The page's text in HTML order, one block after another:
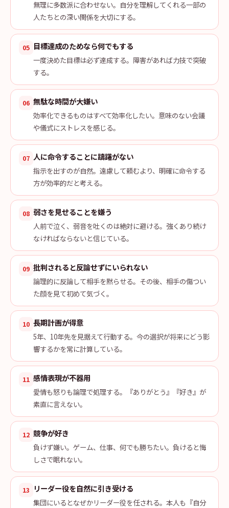
無理に多数派に合わせない。自分を理解してくれる一部の
人たちとの深い関係を大切にする。
05 目標達成のためなら何でもする
一度決めた目標は必ず達成する。障害があれば力技で突破
する。
06 無駄な時間が大嫌い
効率化できるものはすべて効率化したい。意味のない会議
や儀式にストレスを感じる。
07 人に命令することに躊躇がない
指示を出すのが自然。遠慮して頼むより、明確に命令する
方が効率的だと考える。
08 弱さを見せることを嫌う
人前で泣く、弱音を吐くのは絶対に避ける。強くあり続け
なければならないと信じている。
09 批判されると反論せずにいられない
論理的に反論して相手を黙らせる。その後、相手の傷つい
た顔を見て初めて気づく。
10 長期計画が得意
5年、10年先を見据えて行動する。今の選択が将来にどう影
響するかを常に計算している。
11 感情表現が不器用
愛情も怒りも論理で処理する。『ありがとう』『好き』が
素直に言えない。
12 競争が好き
負けず嫌い。ゲーム、仕事、何でも勝ちたい。負けると悔
しさで眠れない。
13 リーダー役を自然に引き受ける
集団にいるとなぜかリーダー役を任される。本人も『自分